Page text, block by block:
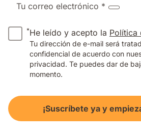
Tu correo electrónico *
*He leído y acepto la Política
Tu dirección de e-mail será
confidencial de acuerdo con
privacidad. Te puedes dar de
momento.
¡Suscríbete ya y